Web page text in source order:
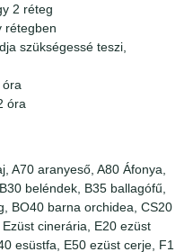
2 réteg
rétegben
szükségessé teszi,
óra
óra
A70 aranyeső, A80 Áfonya,
beléndek, B35 ballagófű,
BO40 barna orchidea, CS20
cinerária, E20 ezüst
esüstfa, E50 ezüst cerje, F1